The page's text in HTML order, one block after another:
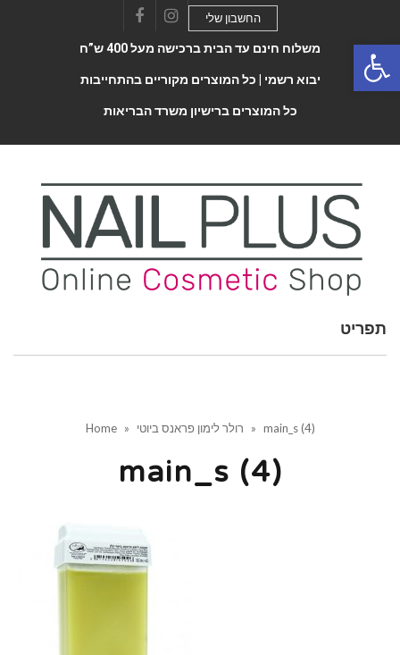
FacebookInstagram
החשבון שלי
משלוח חינם עד הבית ברכישה מעל 400 ש”ח
יבוא רשמי | כל המוצרים מקוריים בהתחייבות
כל המוצרים ברישיון משרד הבריאות
Toggle
תפריט
Home » רולר לימון פראנס ביוטי » main_s (4)
main_s (4)